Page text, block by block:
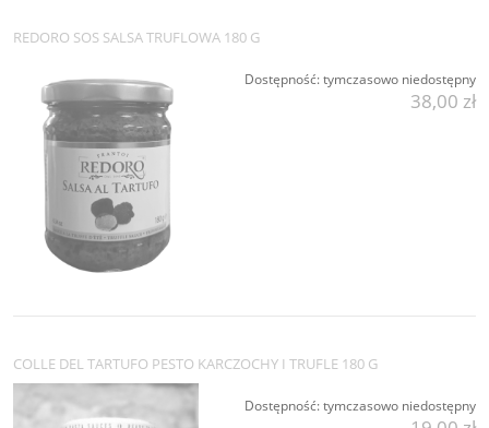
REDORO SOS SALSA TRUFLOWA 180 G
Dostępność:tymczasowo niedostępny
38,00 zł
COLLE DEL TARTUFO PESTO KARCZOCHY I TRUFLE 180 G
Dostępność:tymczasowo niedostępny